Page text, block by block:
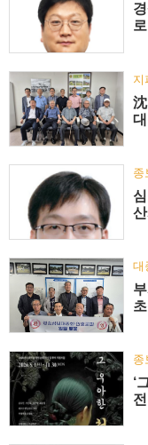
지
종
대
종
‘
전